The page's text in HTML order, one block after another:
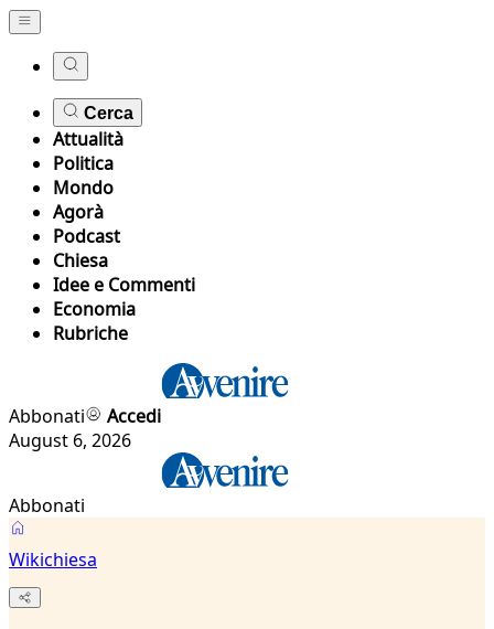
Cerca
Attualità
Politica
Mondo
Agorà
Podcast
Chiesa
Idee e Commenti
Economia
Rubriche
Abbonati
Accedi
August 6, 2026
Abbonati
Wikichiesa